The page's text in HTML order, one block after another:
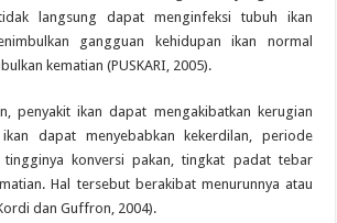
langsung dapat menginfeksi tubuh ikan
gangguan kehidupan ikan normal
kematian (PUSKARI, 2005).
penyakit ikan dapat mengakibatkan kerugian
ikan dapat menyebabkan kekerdilan, periode
tingginya konversi pakan, tingkat padat tebar
Hal tersebut berakibat menurunnya atau
dan Guffron, 2004).